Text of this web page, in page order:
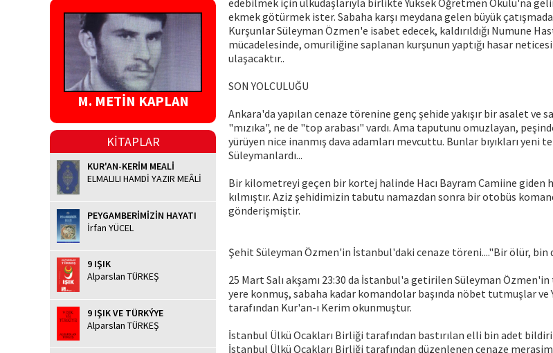
M. METİN KAPLAN
KİTAPLAR
KUR'AN-KERİM MEALİ
ELMALILI HAMDİ YAZIR MEÂLİ
PEYGAMBERİMİZİN HAYATI
İrfan YÜCEL
9 IŞIK
Alparslan TÜRKEŞ
9 IŞIK VE TÜRKÝYE
Alparslan TÜRKEŞ
ekmek götürmek ister. Sabaha karşı meydana gelen büyük
Kurşunlar Süleyman Özmen'e isabet edecek, kaldırıldığı Numune
mücadelesinde, omuriliğine saplanan kurşunun yaptığı hasar
ulaşacaktır..
SON YOLCULUĞU
Ankara'da yapılan cenaze törenine genç şehide yakışır bir asalet ve
"mızıka", ne de "top arabası" vardı. Ama taputunu omuzlayan,
yürüyen nice inanmış dava adamları mevcuttu. Bunlar bıyıkları yeni
Süleymanlardı...
Bir kilometreyi geçen bir kortej halinde Hacı Bayram Camiine giden
kılmıştır. Aziz şehidimizin tabutu namazdan sonra bir otobüs
gönderişmiştir.
Şehit Süleyman Özmen'in İstanbul'daki cenaze töreni...."Bir ölür, bin
25 Mart Salı akşamı 23:30 da İstanbul'a getirilen Süleyman Özmen'in
yere konmuş, sabaha kadar komandolar başında nöbet tutmuşlar
tarafından Kur'an-ı Kerim okunmuştur.
İstanbul Ülkü Ocakları Birliği tarafından bastırılan elli bin adet
İstanbul Ülkü Ocakları Birliği tarafından düzenlenen cenaze